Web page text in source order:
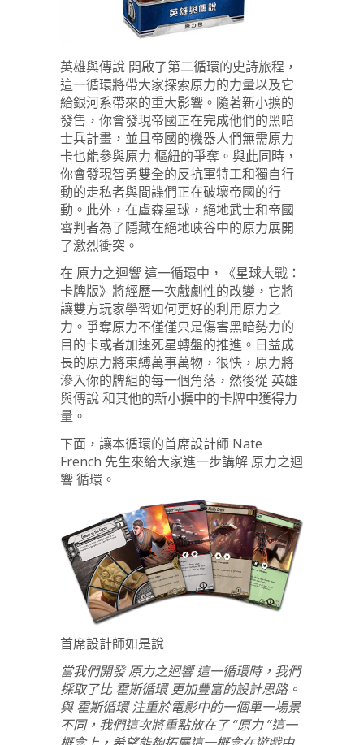
英雄與傳說 開啟了第二循環的史詩旅程，
這一循環將帶大家探索原力的力量以及它
給銀河系帶來的重大影響。隨著新小擴的
發售，你會發現帝國正在完成他們的黑暗
士兵計畫，並且帝國的機器人們無需原力
卡也能參與原力 樞紐的爭奪。與此同時，
你會發現智勇雙全的反抗軍特工和獨自行
動的走私者與間諜們正在破壞帝國的行
動。此外，在盧森星球，絕地武士和帝國
審判者為了隱藏在絕地峽谷中的原力展開
了激烈衝突。
在 原力之迴響 這一循環中，《星球大戰：
卡牌版》將經歷一次戲劇性的改變，它將
讓雙方玩家學習如何更好的利用原力之
力。爭奪原力不僅僅只是傷害黑暗勢力的
目的卡或者加速死星轉盤的推進。日益成
長的原力將束縛萬事萬物，很快，原力將
滲入你的牌組的每一個角落，然後從 英雄
與傳說 和其他的新小擴中的卡牌中獲得力
量。
下面，讓本循環的首席設計師 Nate
French 先生來給大家進一步講解 原力之迴
響 循環。
首席設計師如是說
當我們開發 原力之迴響 這一循環時，我們
採取了比 霍斯循環 更加豐富的設計思路。
與 霍斯循環 注重於電影中的一個單一場景
不同，我們這次將重點放在了 “原力 ”這一